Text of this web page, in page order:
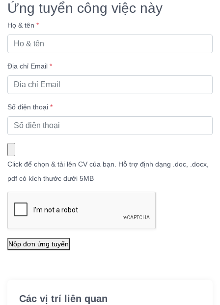
Ứng tuyển công việc này
Họ & tên *
Địa chỉ Email *
Số điện thoại *
Click để chọn & tải lên CV của bạn. Hỗ trợ định dạng .doc, .docx,
pdf có kích thước dưới 5MB
Nộp đơn ứng tuyển
Các vị trí liên quan